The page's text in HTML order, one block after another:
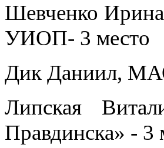
Шевченко
УИОП- 3 место
Дик Даниил,
Липская
Правдинска» - 3